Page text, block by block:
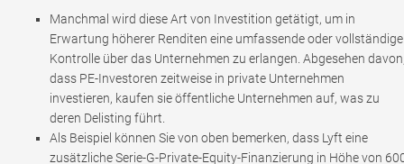
Manchmal wird diese Art von Investition getätigt, um in
Erwartung höherer Renditen eine umfassende oder vollständige
Kontrolle über das Unternehmen zu erlangen. Abgesehen
dass PE-Investoren zeitweise in private Unternehmen
investieren, kaufen sie öffentliche Unternehmen auf, was zu
deren Delisting führt.
Als Beispiel können Sie von oben bemerken, dass Lyft eine
zusätzliche Serie-G-Private-Equity-Finanzierung in Höhe von